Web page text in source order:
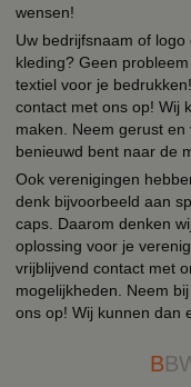
wensen!
Uw bedrijfsnaam of
kleding? Geen
textiel voor je
contact met ons op! Wij
maken. Neem gerust
benieuwd bent naar de
Ook verenigingen
denk bijvoorbeeld aan
caps. Daarom denken
oplossing voor je
vrijblijvend contact met
mogelijkheden. Neem
ons op! Wij kunnen dan
B